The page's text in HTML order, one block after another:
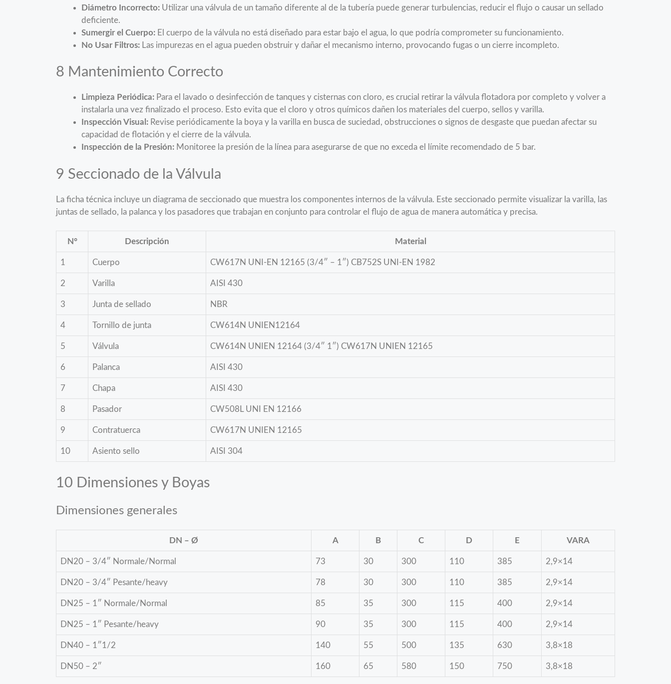
Diámetro Incorrecto: Utilizar una válvula de un tamaño diferente al de la tubería puede generar turbulencias, reducir el flujo o causar un sellado
deficiente.
Sumergir el Cuerpo: El cuerpo de la válvula no está diseñado para estar bajo el agua, lo que podría comprometer su funcionamiento.
No Usar Filtros: Las impurezas en el agua pueden obstruir y dañar el mecanismo interno, provocando fugas o un cierre incompleto.
8 Mantenimiento Correcto
Limpieza Periódica: Para el lavado o desinfección de tanques y cisternas con cloro, es crucial retirar la válvula flotadora por completo y volver a
instalarla una vez finalizado el proceso. Esto evita que el cloro y otros químicos dañen los materiales del cuerpo, sellos y varilla.
Inspección Visual: Revise periódicamente la boya y la varilla en busca de suciedad, obstrucciones o signos de desgaste que puedan afectar su
capacidad de flotación y el cierre de la válvula.
Inspección de la Presión: Monitoree la presión de la línea para asegurarse de que no exceda el límite recomendado de 5 bar.
9 Seccionado de la Válvula
La ficha técnica incluye un diagrama de seccionado que muestra los componentes internos de la válvula. Este seccionado permite visualizar la varilla, las
juntas de sellado, la palanca y los pasadores que trabajan en conjunto para controlar el flujo de agua de manera automática y precisa.
N° Descripción Material
1 Cuerpo CW617N UNI-EN 12165 (3/4″ – 1″) CB752S UNI-EN 1982
2 Varilla AISI 430
3 Junta de sellado NBR
4 Tornillo de junta CW614N UNIEN12164
5 Válvula CW614N UNIEN 12164 (3/4″ 1″) CW617N UNIEN 12165
6 Palanca AISI 430
7 Chapa AISI 430
8 Pasador CW508L UNI EN 12166
9 Contratuerca CW617N UNIEN 12165
10 Asiento sello AISI 304
10 Dimensiones y Boyas
Dimensiones generales
DN – Ø A B C D E VARA
DN20 – 3/4″ Normale/Normal 73 30 300 110 385 2,9×14
DN20 – 3/4″ Pesante/heavy 78 30 300 110 385 2,9×14
DN25 – 1″ Normale/Normal 85 35 300 115 400 2,9×14
DN25 – 1″ Pesante/heavy 90 35 300 115 400 2,9×14
DN40 – 1″1/2 140 55 500 135 630 3,8×18
DN50 – 2″ 160 65 580 150 750 3,8×18